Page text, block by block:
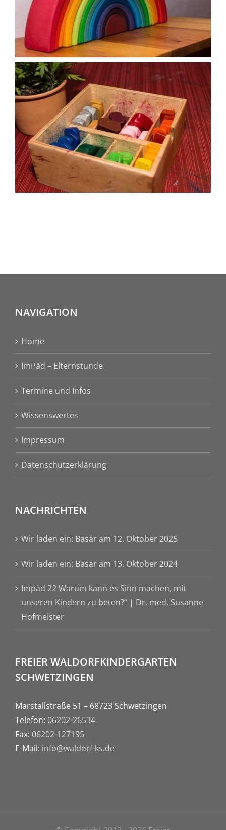
NAVIGATION
Home
ImPäd – Elternstunde
Termine und Infos
Wissenswertes
Impressum
Datenschutzerklärung
NACHRICHTEN
Wir laden ein: Basar am 12. Oktober 2025
Wir laden ein: Basar am 13. Oktober 2024
Impäd 22 Warum kann es Sinn machen, mit
unseren Kindern zu beten?“ | Dr. med. Susanne
Hofmeister
FREIER WALDORFKINDERGARTEN
SCHWETZINGEN
Marstallstraße 51 – 68723 Schwetzingen
Telefon: 06202-26534
Fax: 06202-127195
E-Mail: info@waldorf-ks.de